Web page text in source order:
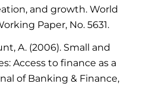
and growth. World
Paper, No. 5631.
A. (2006). Small and
Access to finance as a
of Banking & Finance,